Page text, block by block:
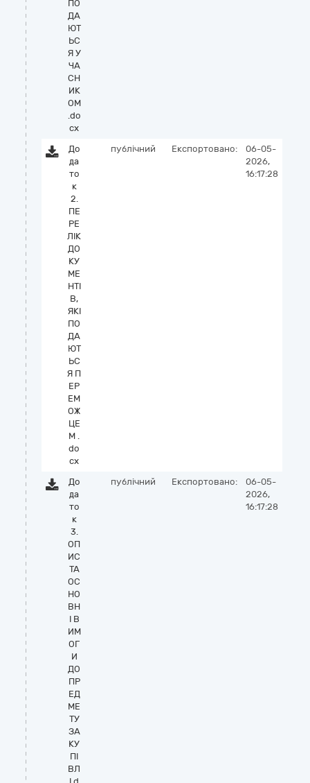
ПО
ДА
ЮТ
ЬС
Я У
ЧА
СН
ИК
ОМ
.do
cx
До
да
то
к
2.
ПЕ
РЕ
ЛІК
ДО
КУ
МЕ
НТІ
В,
ЯКІ
ПО
ДА
ЮТ
ЬС
Я П
ЕР
ЕМ
ОЖ
ЦЕ
М .
do
cx
публічний Експортовано:
06-05-
2026,
16:17:28
До
да
то
к
3.
ОП
ИС
ТА
ОС
НО
ВН
І В
ИМ
ОГ
И
ДО
ПР
ЕД
МЕ
ТУ
ЗА
КУ
ПІ
ВЛ
публічний Експортовано:
06-05-
2026,
16:17:28